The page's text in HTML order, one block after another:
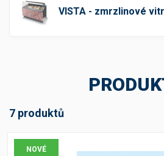
VISTA - zmrzlinové
7 produktů
NOVÉ